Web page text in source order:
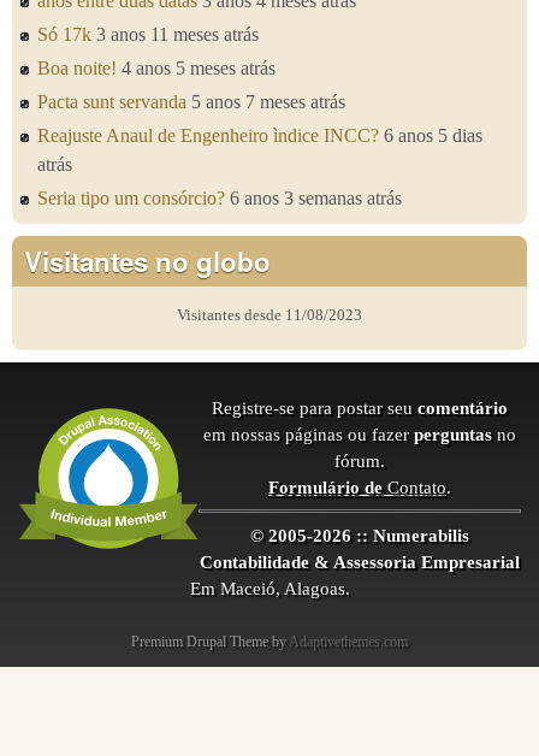
Só 17k 3 anos 11 meses atrás
Boa noite! 4 anos 5 meses atrás
Pacta sunt servanda 5 anos 7 meses atrás
Reajuste Anaul de Engenheiro ìndice INCC? 6 anos 5 dias
atrás
Seria tipo um consórcio? 6 anos 3 semanas atrás
Visitantes no globo
Visitantes desde 11/08/2023
Registre-se para postar seu comentário
em nossas páginas ou fazer perguntas no
fórum.
Formulário deContato.
© 2005-2026 :: Numerabilis
Contabilidade & Assessoria Empresarial
Em Maceió, Alagoas.
Premium Drupal Theme by Adaptivethemes.com